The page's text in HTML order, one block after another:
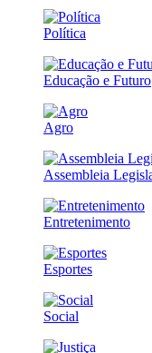
Política
Educação e Futuro
Agro
Assembleia
Entretenimento
Esportes
Social